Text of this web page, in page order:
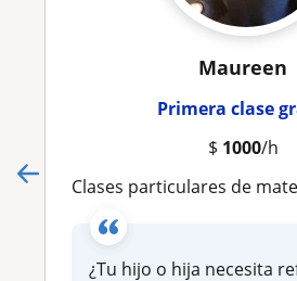
Maureen
Primera clase
$ 1000/h
Clases particulares de matemáticas
¿Tu hijo o hija necesita